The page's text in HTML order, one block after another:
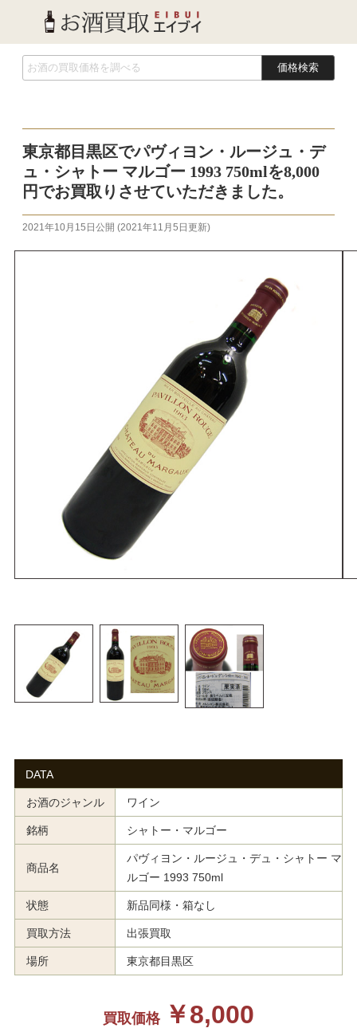
価格検索
東京都目黒区でパヴィヨン・ルージュ・デ
ュ・シャトー マルゴー 1993 750mlを8,000
円でお買取りさせていただきました。
2021年10月15日 公開 (2021年11月5日 更新)
DATA
お酒のジャンル ワイン
銘柄 シャトー・マルゴー
商品名
パヴィヨン・ルージュ・デュ・シャトー マ
ルゴー 1993 750ml
状態 新品同様・箱なし
買取方法 出張買取
場所 東京都目黒区
買取価格 ￥8,000